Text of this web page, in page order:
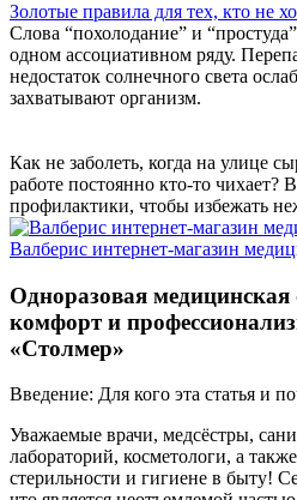
Золотые правила для тех, кто не
Слова “похолодание” и
одном ассоциативном ряду.
недостаток солнечного света
захватывают организм.
Как не заболеть, когда на улице
работе постоянно кто-то чихает?
профилактики, чтобы избежать
Валберис интернет-магазин
Одноразовая медицинская
комфорт и
«Столмер»
Введение: Для кого эта статья и
Уважаемые врачи, медсёстры,
лабораторий, косметологи, а
стерильности и гигиене в быту!